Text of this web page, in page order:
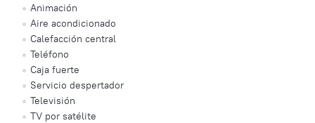
Animación
Aire acondicionado
Calefacción central
Teléfono
Caja fuerte
Servicio despertador
Televisión
TV por satélite